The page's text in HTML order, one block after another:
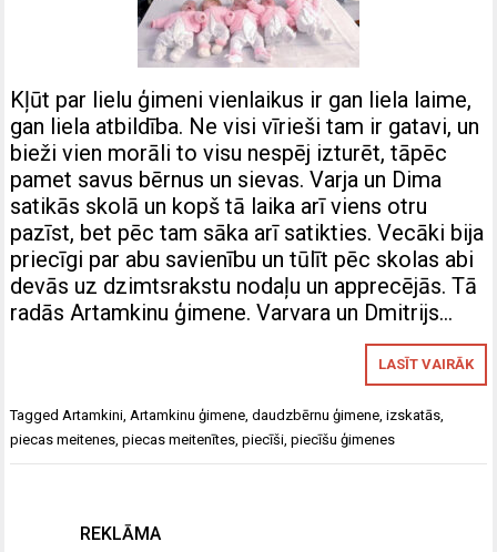
Kļūt par lielu ģimeni vienlaikus ir gan liela laime,
gan liela atbildība. Ne visi vīrieši tam ir gatavi, un
bieži vien morāli to visu nespēj izturēt, tāpēc
pamet savus bērnus un sievas. Varja un Dima
satikās skolā un kopš tā laika arī viens otru
pazīst, bet pēc tam sāka arī satikties. Vecāki bija
priecīgi par abu savienību un tūlīt pēc skolas abi
devās uz dzimtsrakstu nodaļu un apprecējās. Tā
radās Artamkinu ģimene. Varvara un Dmitrijs…
LASĪT VAIRĀK
Tagged Artamkini Artamkinu ģimene ,daudzbērnu ģimene ,izskatās
piecas meitenes ,piecas meitenītes ,piecīši ,piecīšu ģimenes
REKLĀMA